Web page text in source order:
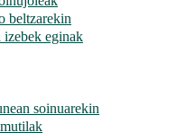
beltzarekin
izebek eginak
soinuarekin